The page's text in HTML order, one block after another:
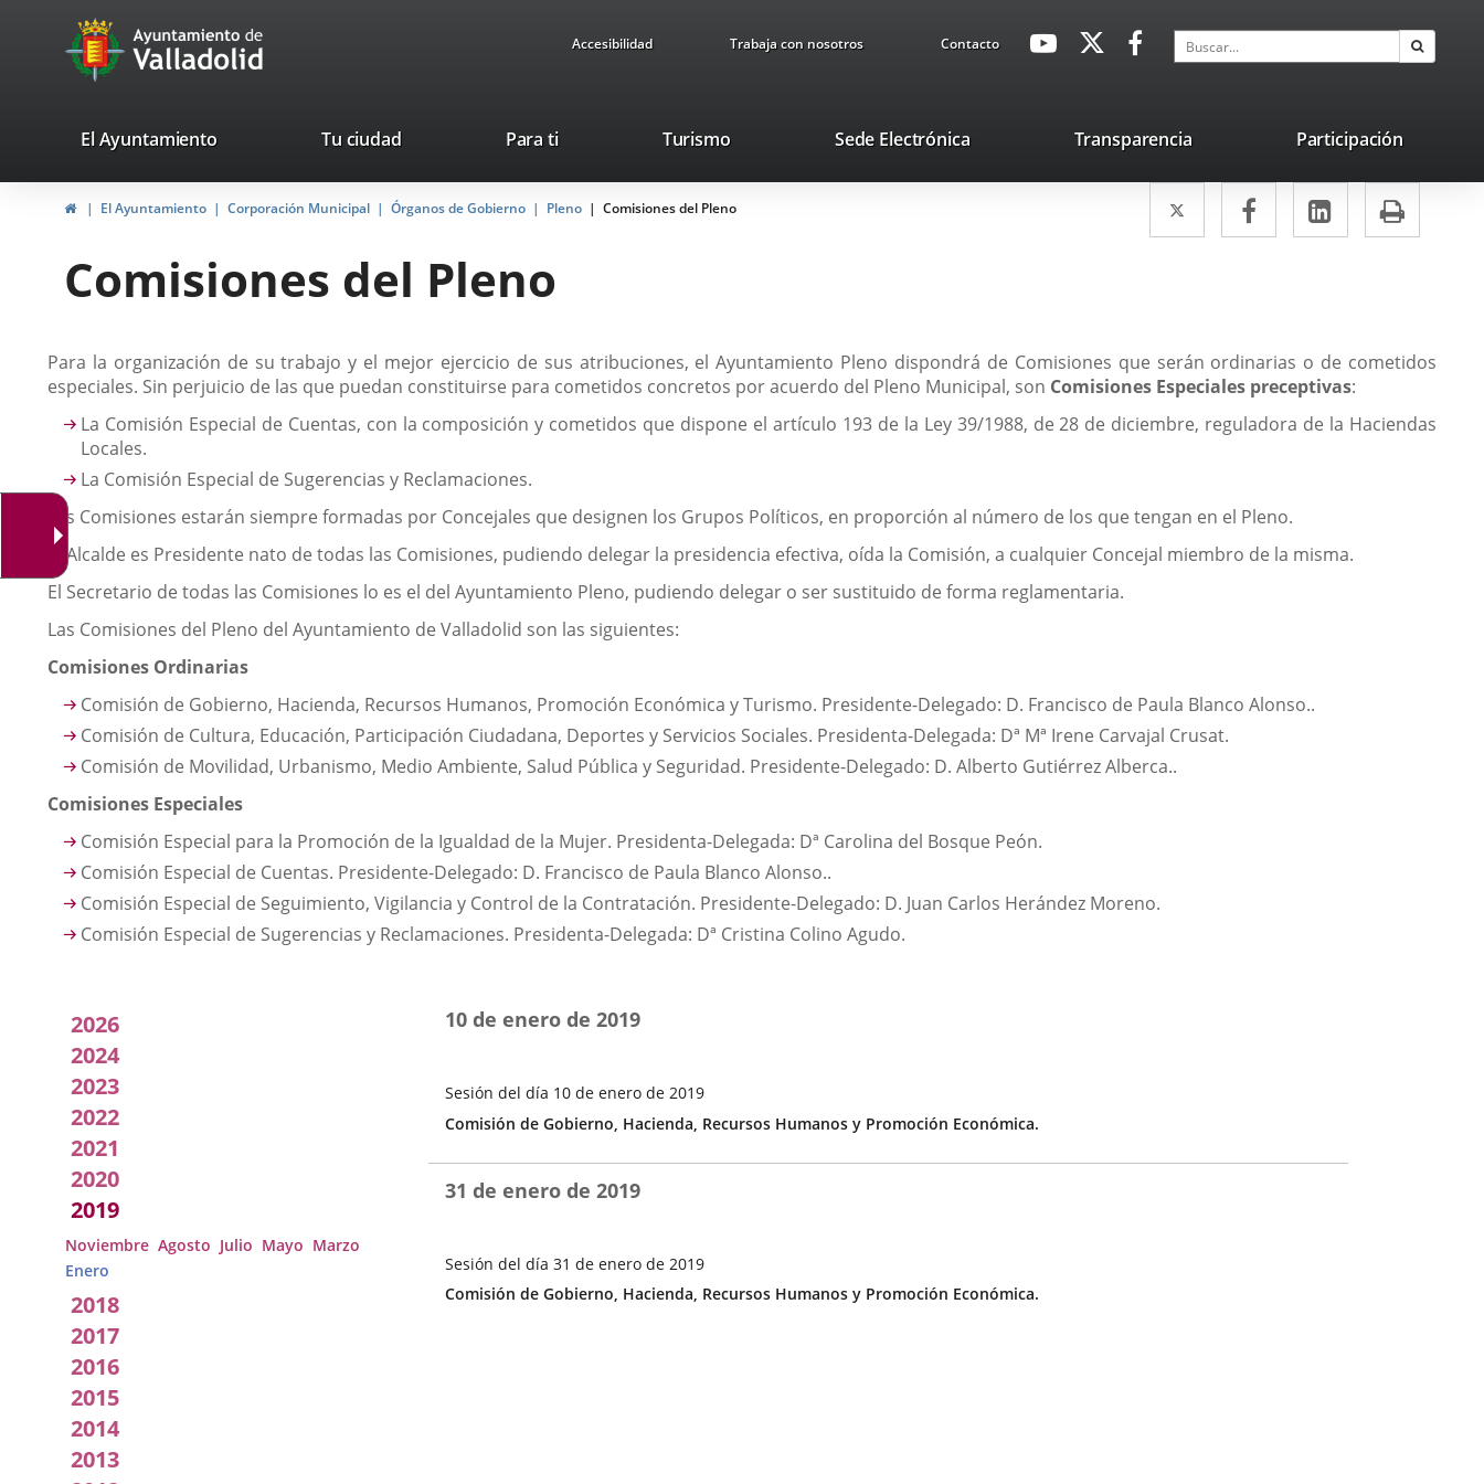
Portal
Web
Ayuntamiento
de
Accesibilidad Trabaja con nosotros ContactoavaHeaderSocial
Enlace
externa.
Enlace
aplicación
externa.
Enlace
aplicación
externa.
Buscar
valladolid.es
El Ayuntamiento Tu ciudad Para ti TurismoEste
se
abrirá
Sede ElectrónicaEnlace
una
Transparencia Participación
InicioEl Ayuntamiento Corporación Municipal Órganos de Gobierno Pleno Comisiones del Pleno Twitter
Enlace
a
externa.
Facebook
Enlace
a
externa.
LinkedIn
Enlace
a
externa.
Comisiones del Pleno
Descripción
Para la organización de su trabajo y el mejor ejercicio de sus atribuciones, el Ayuntamiento Pleno dispondrá de Comisiones que serán ordinarias o de cometidos
especiales. Sin perjuicio de las que puedan constituirse para cometidos concretos por acuerdo del Pleno Municipal, son Comisiones Especiales preceptivas:
La Comisión Especial de Cuentas, con la composición y cometidos que dispone el artículo 193 de la Ley 39/1988, de 28 de diciembre, reguladora de la Haciendas
Locales.
La Comisión Especial de Sugerencias y Reclamaciones.
Las Comisiones estarán siempre formadas por Concejales que designen los Grupos Políticos, en proporción al número de los que tengan en el Pleno.
El Alcalde es Presidente nato de todas las Comisiones, pudiendo delegar la presidencia efectiva, oída la Comisión, a cualquier Concejal miembro de la misma.
El Secretario de todas las Comisiones lo es el del Ayuntamiento Pleno, pudiendo delegar o ser sustituido de forma reglamentaria.
Las Comisiones del Pleno del Ayuntamiento de Valladolid son las siguientes:
Comisiones Ordinarias
Comisión de Gobierno, Hacienda, Recursos Humanos, Promoción Económica y Turismo. Presidente-Delegado: D. Francisco de Paula Blanco Alonso..
Comisión de Cultura, Educación, Participación Ciudadana, Deportes y Servicios Sociales. Presidenta-Delegada: Dª Mª Irene Carvajal Crusat.
Comisión de Movilidad, Urbanismo, Medio Ambiente, Salud Pública y Seguridad. Presidente-Delegado: D. Alberto Gutiérrez Alberca..
Comisiones Especiales
Comisión Especial para la Promoción de la Igualdad de la Mujer. Presidenta-Delegada: Dª Carolina del Bosque Peón.
Comisión Especial de Cuentas. Presidente-Delegado: D. Francisco de Paula Blanco Alonso..
Comisión Especial de Seguimiento, Vigilancia y Control de la Contratación. Presidente-Delegado: D. Juan Carlos Herández Moreno.
Comisión Especial de Sugerencias y Reclamaciones. Presidenta-Delegada: Dª Cristina Colino Agudo.
Acuerdos
adoptados
por
la
Comisión
2026
2024
2023
2022
2021
2020
2019
Noviembre Agosto Julio Mayo Marzo
Enero
2018
2017
2016
2015
2014
2013
Sesión del día 10 de enero de 2019
Fecha
la
10 de enero de 2019
Categoría
Comisión de Gobierno, Hacienda, Recursos Humanos y Promoción Económica.
Sesión del día 31 de enero de 2019
Fecha
31 de enero de 2019
Categoría
Comisión de Gobierno, Hacienda, Recursos Humanos y Promoción Económica.